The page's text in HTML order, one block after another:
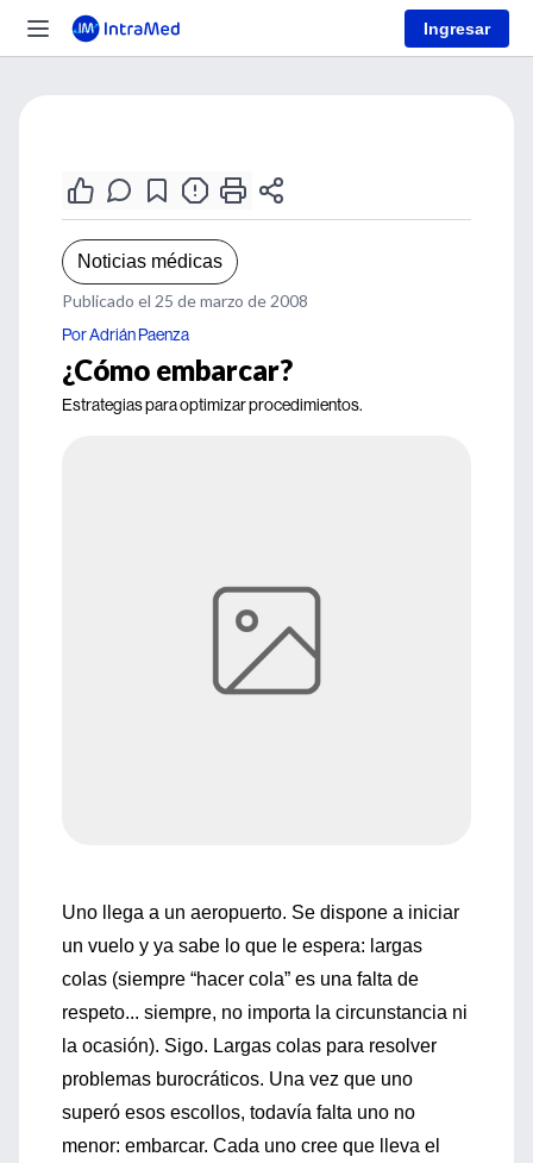
Ingresar
Noticias médicas
Publicado el 25 de marzo de 2008
Por Adrián Paenza
¿Cómo embarcar?
Estrategias para optimizar procedimientos.
Uno llega a un aeropuerto. Se dispone a iniciar
un vuelo y ya sabe lo que le espera: largas
colas (siempre “hacer cola” es una falta de
respeto... siempre, no importa la circunstancia ni
la ocasión). Sigo. Largas colas para resolver
problemas burocráticos. Una vez que uno
superó esos escollos, todavía falta uno no
menor: embarcar. Cada uno cree que lleva el